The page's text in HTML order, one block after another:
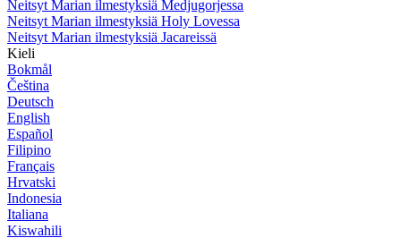
Neitsyt Marian ilmestyksiä Medjugorjessa
Neitsyt Marian ilmestyksiä Holy Lovessa
Neitsyt Marian ilmestyksiä Jacareissä
Kieli
Bokmål
Čeština
Deutsch
English
Español
Filipino
Français
Hrvatski
Indonesia
Italiana
Kiswahili